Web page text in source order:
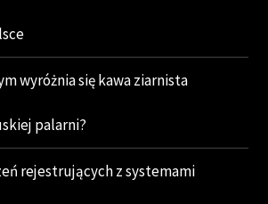
wyróżnia się kawa ziarnista
palarni?
rejestrujących z systemami